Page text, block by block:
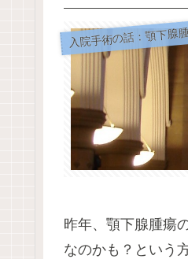
入院手術の話：顎下腺
昨年、顎下腺腫瘍
なのかも？という